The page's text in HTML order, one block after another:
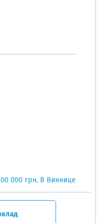
000 грн, В Виннице